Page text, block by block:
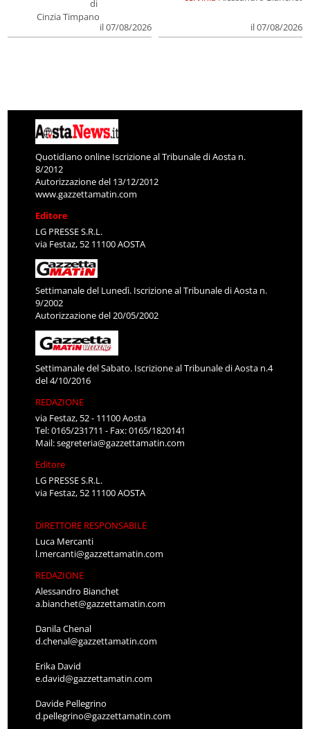
di
Cinzia Timpano
il 07/08/2026
il 07/08/2026
Quotidiano online Iscrizione al Tribunale di Aosta n.
8/2012
Autorizzazione del 13/12/2012
www.gazzettamatin.com
Editore
LG PRESSE S.R.L.
via Festaz, 52 11100 AOSTA
Settimanale del Lunedì. Iscrizione al Tribunale di Aosta n.
9/2002
Autorizzazione del 20/05/2002
Settimanale del Sabato. Iscrizione al Tribunale di Aosta n.4
del 4/10/2016
REDAZIONE
via Festaz, 52 - 11100 Aosta
Tel: 0165/231711 - Fax: 0165/1820141
Mail:segreteria@gazzettamatin.com
Editore
LG PRESSE S.R.L.
via Festaz, 52 11100 AOSTA
DIRETTORE RESPONSABILE
Luca Mercanti
l.mercanti@gazzettamatin.com
REDAZIONE
Alessandro Bianchet
a.bianchet@gazzettamatin.com
Danila Chenal
d.chenal@gazzettamatin.com
Erika David
e.david@gazzettamatin.com
Davide Pellegrino
d.pellegrino@gazzettamatin.com